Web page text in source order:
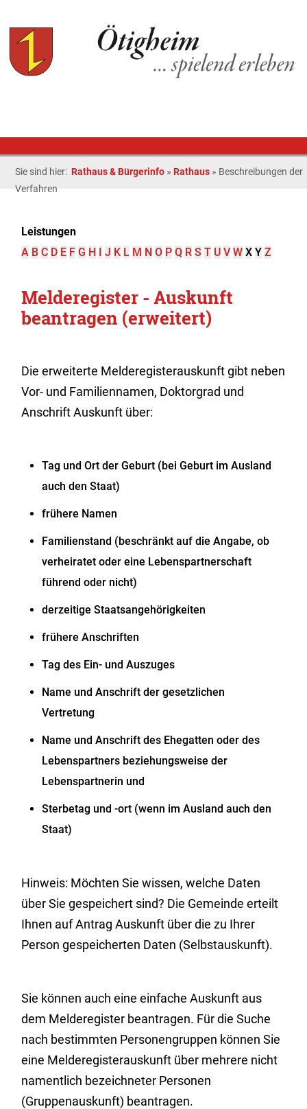
Sie sind hier: Rathaus & Bürgerinfo » Rathaus » Beschreibungen der
Verfahren
Leistungen
A B C D E F G H I J K L M N O P Q R S T U V W X Y Z
Melderegister - Auskunft
beantragen (erweitert)
Die erweiterte Melderegisterauskunft gibt neben
Vor- und Familiennamen, Doktorgrad und
Anschrift Auskunft über:
Tag und Ort der Geburt (bei Geburt im Ausland
auch den Staat)
frühere Namen
Familienstand (beschränkt auf die Angabe, ob
verheiratet oder eine Lebenspartnerschaft
führend oder nicht)
derzeitige Staatsangehörigkeiten
frühere Anschriften
Tag des Ein- und Auszuges
Name und Anschrift der gesetzlichen
Vertretung
Name und Anschrift des Ehegatten oder des
Lebenspartners beziehungsweise der
Lebenspartnerin und
Sterbetag und -ort (wenn im Ausland auch den
Staat)
Hinweis: Möchten Sie wissen, welche Daten
über Sie gespeichert sind? Die Gemeinde erteilt
Ihnen auf Antrag Auskunft über die zu Ihrer
Person gespeicherten Daten (Selbstauskunft).
Sie können auch eine einfache Auskunft aus
dem Melderegister beantragen. Für die Suche
nach bestimmten Personengruppen können Sie
eine Melderegisterauskunft über mehrere nicht
namentlich bezeichneter Personen
(Gruppenauskunft) beantragen.